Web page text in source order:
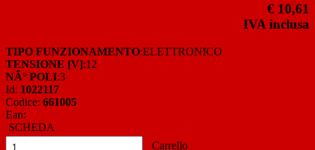
€ 10,61
IVA inclusa
TIPO FUNZIONAMENTO:ELETTRONICO
TENSIONE [V]:12
NÂ° POLI:3
Id: 1022117
Codice: 661005
Ean:
SCHEDA
Carrello